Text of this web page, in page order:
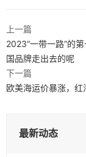
上一篇
2023“一带一路”的
国品牌走出去的呢
下一篇
欧美海运价暴涨，
最新动态